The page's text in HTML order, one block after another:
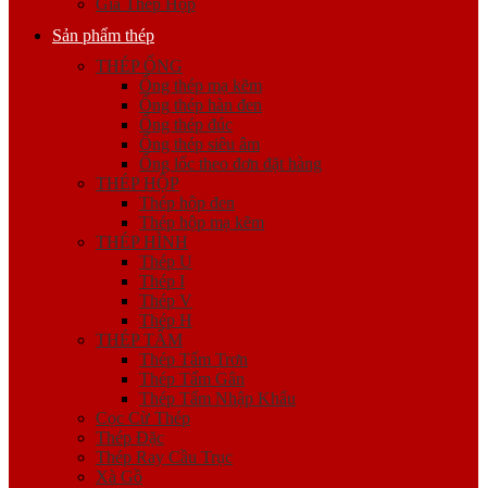
Giá Thép Hộp
Sản phẩm thép
THÉP ỐNG
Ống thép mạ kẽm
Ống thép hàn đen
Ống thép đúc
Ống thép siêu âm
Ống lốc theo đơn đặt hàng
THÉP HỘP
Thép hộp đen
Thép hộp mạ kẽm
THÉP HÌNH
Thép U
Thép I
Thép V
Thép H
THÉP TẤM
Thép Tấm Trơn
Thép Tấm Gân
Thép Tấm Nhập Khẩu
Cọc Cừ Thép
Thép Đặc
Thép Ray Cầu Trục
Xà Gồ